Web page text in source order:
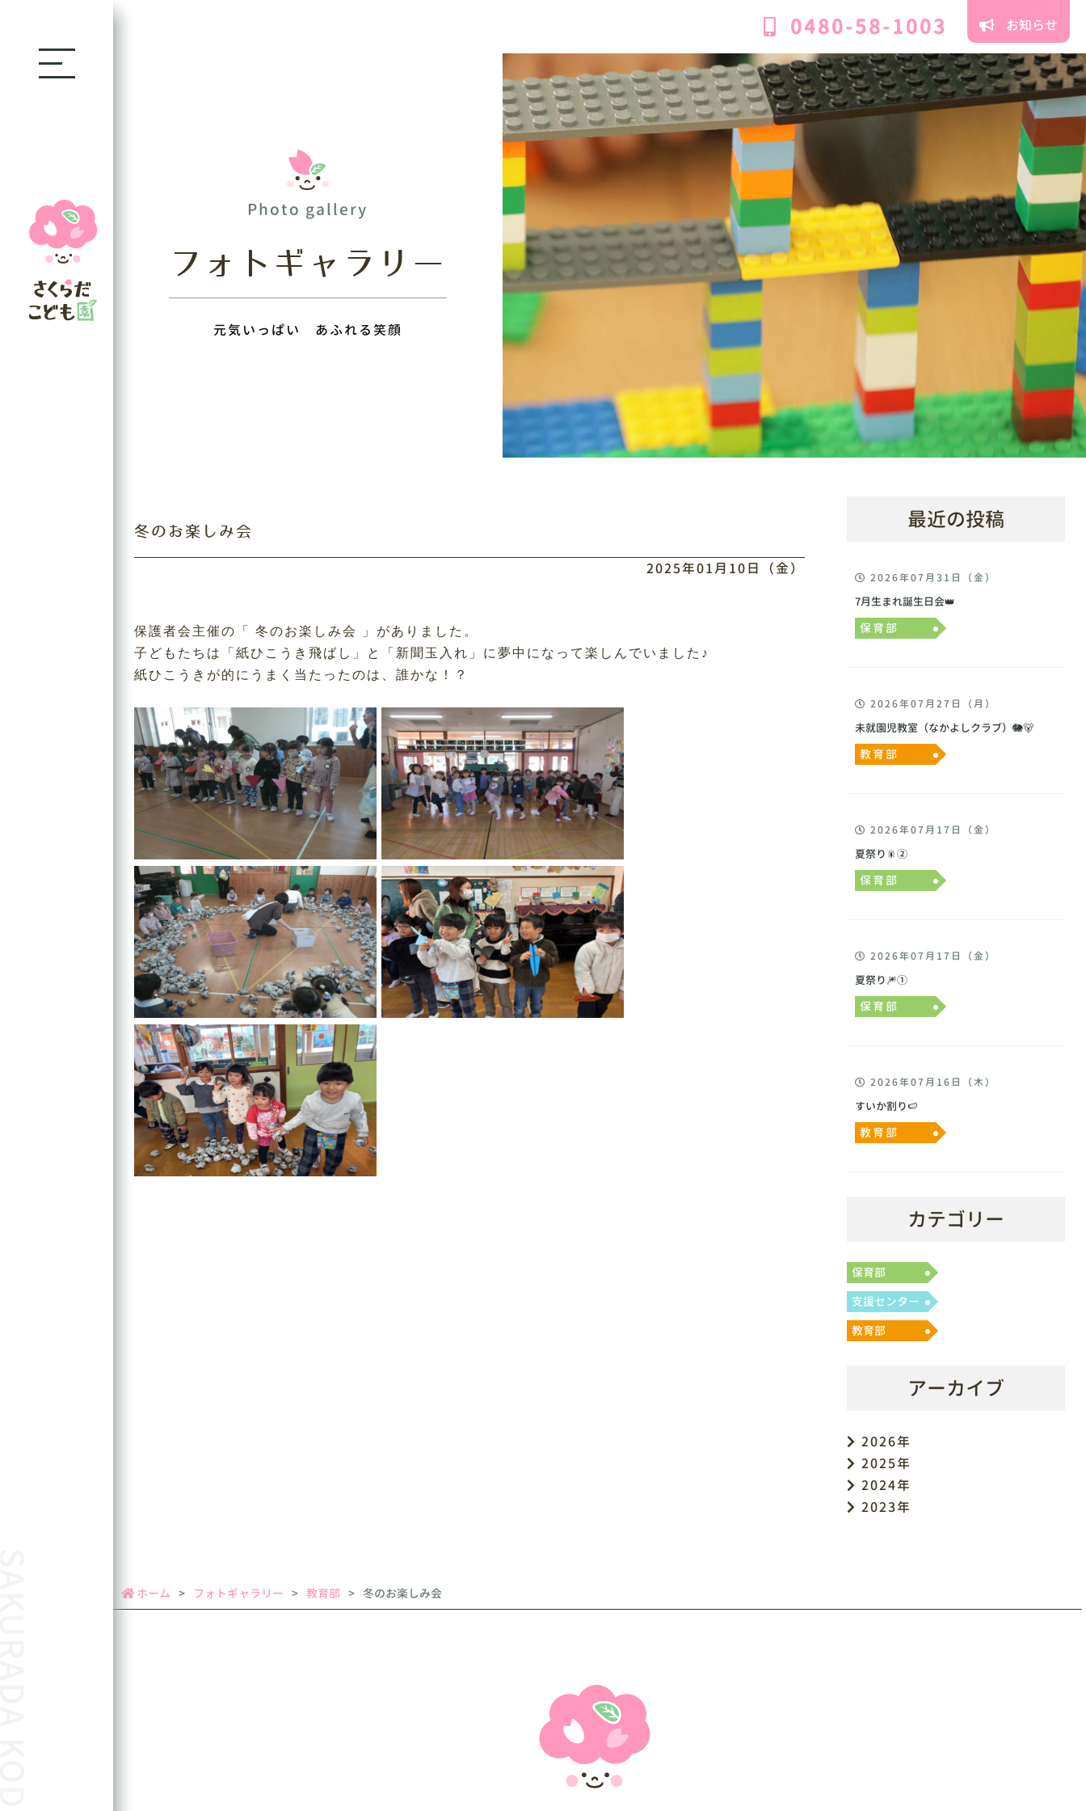
0480-58-1003 お知らせ
Photo gallery
フォトギャラリー
元気いっぱい あふれる笑顔
冬のお楽しみ会
2025年01月10日（金）
保護者会主催の「 冬のお楽しみ会 」がありました。
子どもたちは「紙ひこうき飛ばし」と「新聞玉入れ」に夢中になって楽しんでいました♪
紙ひこうきが的にうまく当たったのは、誰かな！？
最近の投稿
2026年07月31日（金）
7月生まれ誕生日会👑
保育部
2026年07月27日（月）
未就園児教室（なかよしクラブ）🐘🐻
教育部
2026年07月17日（金）
夏祭り🎇②
保育部
2026年07月17日（金）
夏祭り🎆①
保育部
2026年07月16日（木）
すいか割り🍉
教育部
カテゴリー
保育部
支援センター
教育部
アーカイブ
2026年
2025年
2024年
2023年
ホーム フォトギャラリー 教育部 冬のお楽しみ会